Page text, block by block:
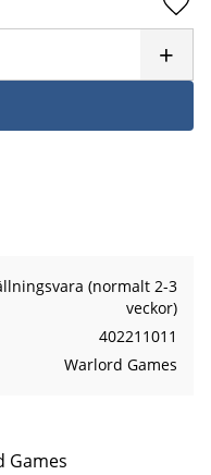
+
(normalt 2-3
veckor)
402211011
Warlord Games
Games